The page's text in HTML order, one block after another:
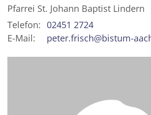
Pfarrei St. Johann Baptist Lindern
Telefon: 02451 2724
E-Mail:
peter.frisch@bistum-